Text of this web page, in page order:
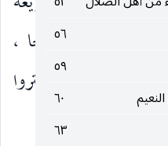
٥٦
٥٩
٦٠
٦٣
بذلك أولو الحجا ،
ثم انفض ، ولا يغتروا